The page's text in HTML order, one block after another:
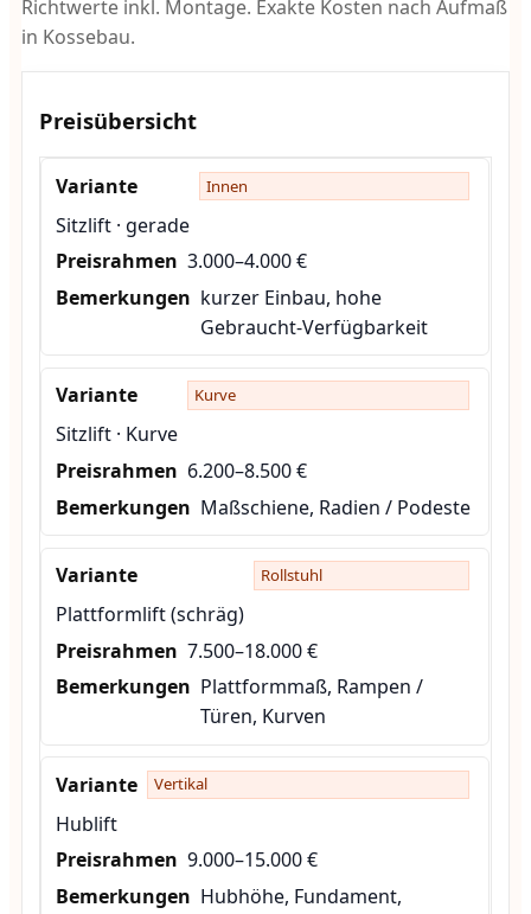
Richtwerte inkl. Montage. Exakte Kosten nach Aufmaß
in Kossebau.
Preisübersicht
Innen
Sitzlift · gerade
3.000–4.000 €
kurzer Einbau, hohe
Gebraucht-Verfügbarkeit
Kurve
Sitzlift · Kurve
6.200–8.500 €
Maßschiene, Radien / Podeste
Rollstuhl
Plattformlift (schräg)
7.500–18.000 €
Plattformmaß, Rampen /
Türen, Kurven
Vertikal
Hublift
9.000–15.000 €
Hubhöhe, Fundament,